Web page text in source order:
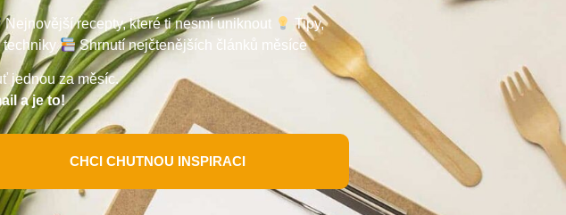
Nejnovější recepty, které ti nesmí uniknout
Tipy,
techniky Shrnutí nejčtenějších článků měsíce
jednou za měsíc.
a je to!
CHCI CHUTNOU INSPIRACI